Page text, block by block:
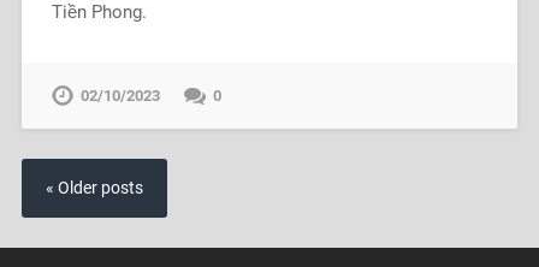
Tiền Phong.
02/10/2023 0
« Older posts